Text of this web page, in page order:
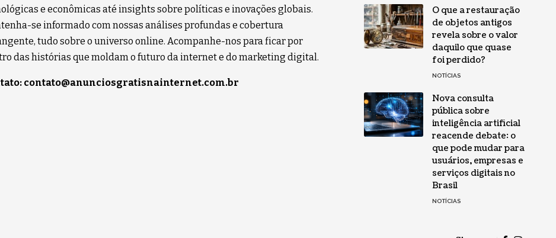
e econômicas até insights sobre políticas e inovações globais.
se informado com nossas análises profundas e cobertura
tudo sobre o universo online. Acompanhe-nos para ficar por
das histórias que moldam o futuro da internet e do marketing digital.
contato@anunciosgratisnainternet.com.br
O que a restauração
de objetos antigos
revela sobre o valor
daquilo que quase
foi perdido?
NOTÍCIAS
Nova consulta
pública sobre
inteligência artificial
reacende debate: o
que pode mudar para
usuários, empresas e
serviços digitais no
Brasil
NOTÍCIAS